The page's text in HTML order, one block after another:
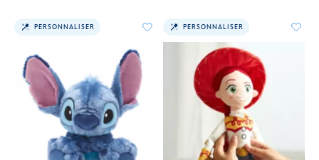
PERSONNALISER PERSONNALISER